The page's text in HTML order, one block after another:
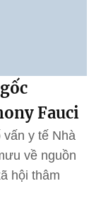
Fauci
y tế Nhà
về nguồn
hội thâm